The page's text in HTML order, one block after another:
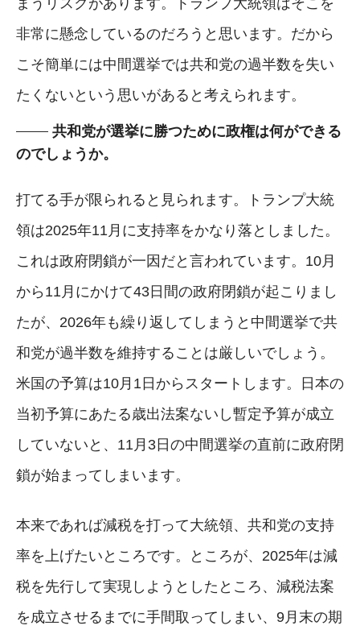
非常に懸念しているのだろうと思います。だから
こそ簡単には中間選挙では共和党の過半数を失い
たくないという思いがあると考えられます。
共和党が選挙に勝つために政権は何ができる
のでしょうか。
打てる手が限られると見られます。トランプ大統
領は2025年11月に支持率をかなり落としました。
これは政府閉鎖が一因だと言われています。10月
から11月にかけて43日間の政府閉鎖が起こりまし
たが、2026年も繰り返してしまうと中間選挙で共
和党が過半数を維持することは厳しいでしょう。
米国の予算は10月1日からスタートします。日本の
当初予算にあたる歳出法案ないし暫定予算が成立
していないと、11月3日の中間選挙の直前に政府閉
鎖が始まってしまいます。
本来であれば減税を打って大統領、共和党の支持
率を上げたいところです。ところが、2025年は減
税を先行して実現しようとしたところ、減税法案
を成立させるまでに手間取ってしまい、9月末の期